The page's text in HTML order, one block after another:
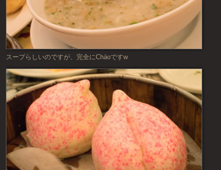
スープらしいのですが、完全にCháoですw